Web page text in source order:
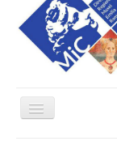
Cambia
navigazione